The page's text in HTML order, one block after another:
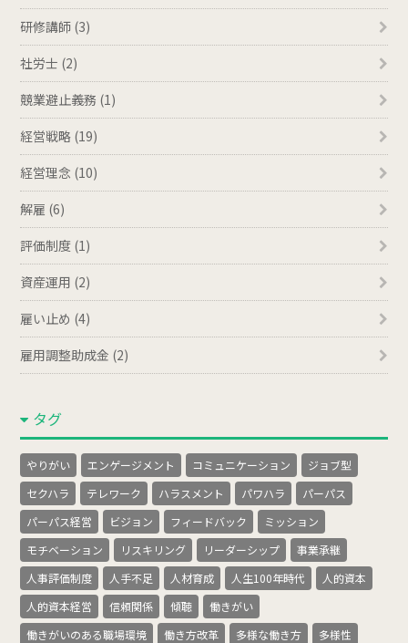
研修講師 (3)
社労士 (2)
競業避止義務 (1)
経営戦略 (19)
経営理念 (10)
解雇 (6)
評価制度 (1)
資産運用 (2)
雇い止め (4)
雇用調整助成金 (2)
タグ
やりがい エンゲージメント コミュニケーション
ジョブ型
セクハラ
テレワーク ハラスメント パワハラ
パーパス
パーパス経営
ビジョン フィードバック
ミッション
モチベーション
リスキリング リーダーシップ
事業承継
人事評価制度
人手不足 人材育成 人生100年時代
人的資本
人的資本経営
信頼関係 傾聴
働きがい
働きがいのある職場環境
働き方改革 多様な働き方
多様性